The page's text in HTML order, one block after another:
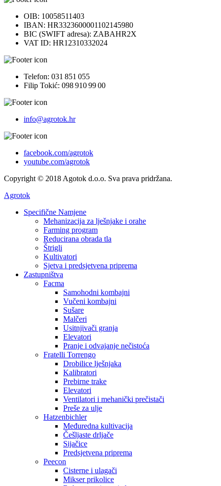
OIB: 10058511403
IBAN: HR3323600001102145980
BIC (SWIFT adresa): ZABAHR2X
VAT ID: HR12310332024
Telefon: 031 851 055
Filip Tokić: 098 910 99 00
info@agrotok.hr
facebook.com/agrotok
youtube.com/agrotok
Copyright © 2018 Agotok d.o.o. Sva prava pridržana.
Agrotok
Specifične Namjene
Mehanizacija za lješnjake i orahe
Farming program
Reducirana obrada tla
Štrigli
Kultivatori
Sjetva i predsjetvena priprema
Zastupništva
Facma
Samohodni kombajni
Vučeni kombajni
Sušare
Malčeri
Usitnjivači granja
Elevatori
Pranje i odvajanje nečistoća
Fratelli Torrengo
Drobilice lješnjaka
Kalibratori
Prebirne trake
Elevatori
Ventilatori i mehanički prečistači
Preše za ulje
Hatzenbichler
Međuredna kultivacija
Češljaste drljače
Sijačice
Predsjetvena priprema
Peecon
Cisterne i ulagači
Mikser prikolice